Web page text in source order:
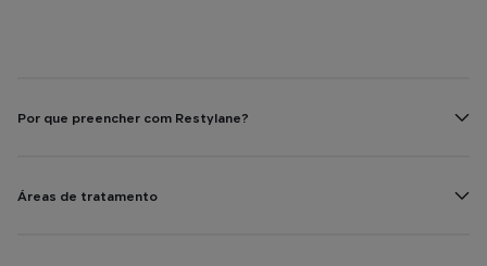
Por que preencher com Restylane?
Áreas de tratamento